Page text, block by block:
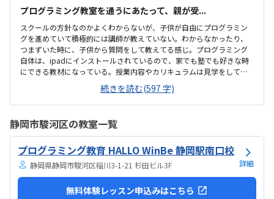
プログラミング教室を通うにあたって、親が受...
スクールの方針なのかよくわからないが、子供が自由にプログラミン
グを進めていて積極的には講師が教えていない。わからなかったり、
つまずいた時に、子供から質問をして教えてる感じ。プログラミング
自体は、ipadにインストールされているので、家でも塾でも好きな時
にできる教材になっている。授業内容やカリキュラムは見学をしてい
ないので子供の話だが、積極的に講師が教えていないみたい。月1回は
プログラミングで作ったものを発表すると聞いていたが、実施してな
いみたい。駅からは徒歩ですぐ来れる距離で、一本道だから迷うこと
は路上駐車になります。駐輪スペースはあるので子供一人でも近い人
なら行けると思います。奥の方まで覗いたことはないので詳しくはわ
からないが、入り口や教室の内装は奇麗だと思います。気軽に入りや
すい感じがします。ひとそれぞれになってしまい...
続きを読む(597 字)
静岡市駿河区の教室一覧
プログラミング教育 HALLO WinBe 静岡駅南口校
静岡県静岡市駿河区稲川3-1-21 杉田ビル3F 詳細
無料体験レッスン申込みはこちら